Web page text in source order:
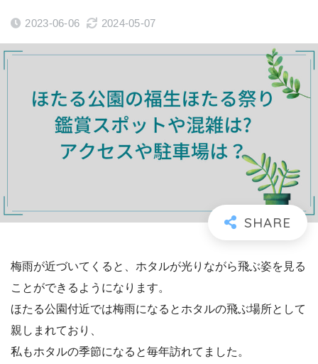
2023-06-06 2024-05-07
梅雨が近づいてくると、ホタルが光りながら飛ぶ姿を見る
ことができるようになります。
ほたる公園付近では梅雨になるとホタルの飛ぶ場所として
親しまれており、
私もホタルの季節になると毎年訪れてました。